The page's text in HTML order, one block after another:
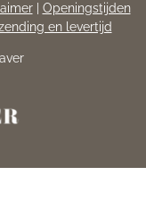
| Openingstijden
en levertijd